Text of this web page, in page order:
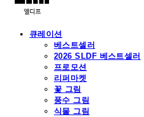
큐레이션
베스트셀러
2026 SLDF 베스트셀러
프로모션
리퍼마켓
꽃 그림
풍수 그림
식물 그림